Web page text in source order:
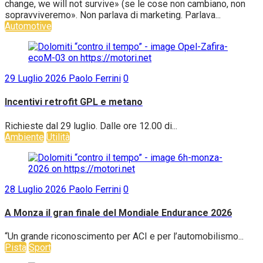
change, we will not survive» (se le cose non cambiano, non
sopravviveremo». Non parlava di marketing. Parlava...
Automotive
29 Luglio 2026 Paolo Ferrini 0
Incentivi retrofit GPL e metano
Richieste dal 29 luglio. Dalle ore 12.00 di...
Ambiente Utilità
28 Luglio 2026 Paolo Ferrini 0
A Monza il gran finale del Mondiale Endurance 2026
“Un grande riconoscimento per ACI e per l’automobilismo...
Pista Sport